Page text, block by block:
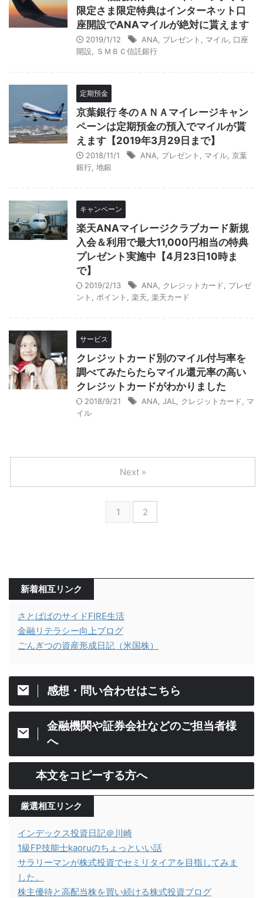
限定さま限定特典はインターネット口
座開設でANAマイルが絶対に貰えます
2019/1/12 ANA プレゼント マイル 口座
開設
ＳＭＢＣ信託銀行
定期預金
京葉銀行 冬のＡＮＡマイレージキャン
ペーンは定期預金の預入でマイルが貰
えます【2019年3月29日まで】
2018/11/1 ANA プレゼント マイル 京葉
銀行 地銀
キャンペーン
楽天ANAマイレージクラブカード新規
入会＆利用で最大11,000円相当の特典
プレゼント実施中【4月23日10時ま
で】
2019/2/13 ANA クレジットカード
プレゼ
ント
ポイント 楽天 楽天カード
サービス
クレジットカード別のマイル付与率を
調べてみたらたらマイル還元率の高い
クレジットカードがわかりました
2018/9/21 ANA JAL クレジットカード
マ
イル
1 2
Next »
新着相互リンク
さとぱぱのサイドFIRE生活
金融リテラシー向上ブログ
ごんぎつの資産形成日記（米国株）
感想・問い合わせはこちら
金融機関や証券会社などのご担当者様
へ
本文をコピーする方へ
厳選相互リンク
インデックス投資日記＠川崎
1級FP技能士kaoruのちょっといい話
サラリーマンが株式投資でセミリタイアを目指してみま
した。
株主優待と高配当株を買い続ける株式投資ブログ